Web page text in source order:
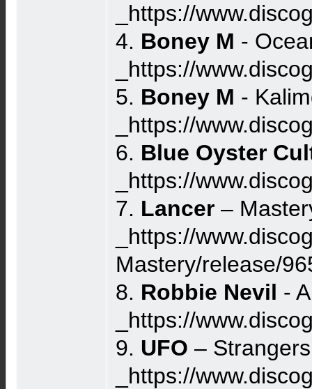
_https://
4. Boney M -
_https://
5. Boney M -
_https://
6. Blue Oyster
_https://
7. Lancer –
_https://
Mastery/release/
8. Robbie Nevil -
_https://
9. UFO –
_https://